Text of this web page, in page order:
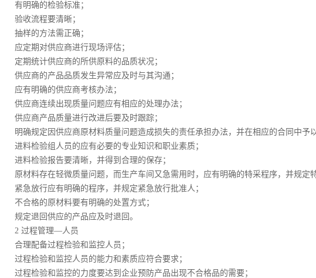
有明确的检验标准；
验收流程要清晰；
抽样的方法需正确；
应定期对供应商进行现场评估；
定期统计供应商的所供原料的品质状况；
供应商的产品品质发生异常应及时与其沟通；
应有明确的供应商考核办法；
供应商连续出现质量问题应有相应的处理办法；
供应商产品质量进行改进后要及时跟踪；
明确规定因供应商原材料质量问题造成损失的责任承担办法，并在相应的合同中予
进料检验组人员的应有必要的专业知识和职业素质；
进料检验报告要清晰，并得到合理的保存；
原材料存在轻微质量问题，而生产车间又急需用时，应有明确的特采程序，并规定
紧急放行应有明确的程序，并规定紧急放行批准人；
不合格的原材料要有明确的处置方式；
规定退回供应的产品应及时退回。
2 过程管理—人员
合理配备过程检验和监控人员；
过程检验和监控人员的能力和素质应符合要求；
过程检验和监控的力度要达到企业预防产品出现不合格品的需要；